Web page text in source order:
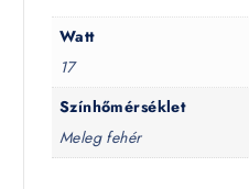
Watt
17
Színhőmérséklet
Meleg fehér